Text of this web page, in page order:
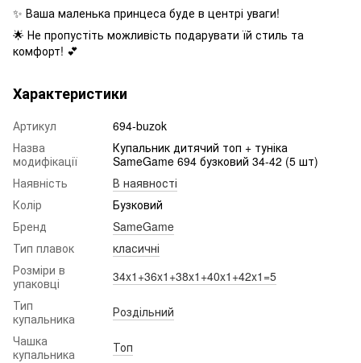
✨ Ваша маленька принцеса буде в центрі уваги!
🌟 Не пропустіть можливість подарувати їй стиль та
комфорт! 💕
Характеристики
Артикул
694-buzok
Назва
модифікації
Купальник дитячий топ + туніка
SameGame 694 бузковий 34-42 (5 шт)
Наявність
В наявності
Колір
Бузковий
Бренд
SameGame
Тип плавок
класичні
Розміри в
упаковці
34x1+36x1+38x1+40x1+42x1=5
Тип
купальника
Роздільний
Чашка
купальника
Топ